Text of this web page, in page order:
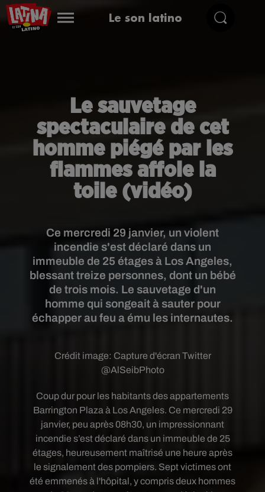
Le son latino
Le sauvetage
spectaculaire de cet
homme piégé par les
flammes affole la
toile (vidéo)
Ce mercredi 29 janvier, un violent
incendie s'est déclaré dans un
immeuble de 25 étages à Los Angeles,
blessant treize personnes, dont un bébé
de trois mois. Le sauvetage d'un
homme qui songeait à sauter pour
échapper au feu a ému les internautes.
Crédit image: Capture d'écran Twitter
@AlSeibPhoto
Coup dur pour les habitants desappartements
Barrington Plaza à Los Angeles. Ce mercredi 29
janvier, peu après 08h30, un impressionnant
incendie s’est déclaré dans un immeuble de 25
étages, heureusement maîtrisé une heure après
le signalement des pompiers. Sept victimes ont
été emmenés à l'hôpital, y compris deux hommes